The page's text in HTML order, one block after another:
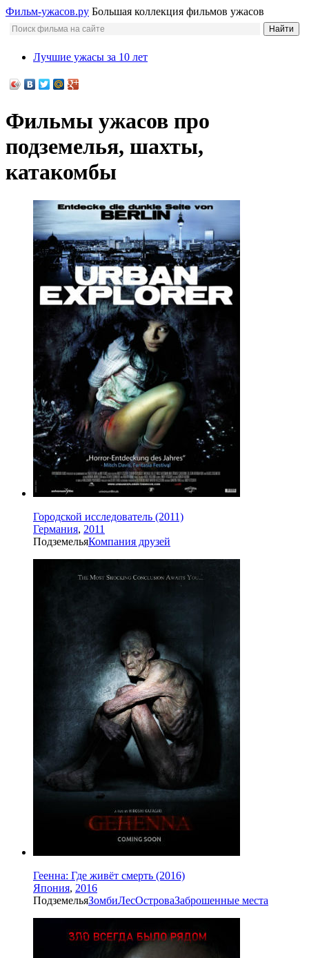
Фильм-ужасов.ру Большая коллекция фильмов ужасов
Лучшие ужасы за 10 лет
Фильмы ужасов про
подземелья, шахты,
катакомбы
Городской исследователь (2011)
Германия, 2011
ПодземельяКомпания друзей
Геенна: Где живёт смерть (2016)
Япония, 2016
ПодземельяЗомбиЛесОстроваЗаброшенные места